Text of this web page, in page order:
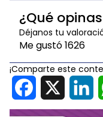
¿Qué
Déjanos tu
Me gustó1626
¡Comparte este
Facebook